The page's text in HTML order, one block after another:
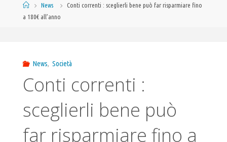
HomeNews
Conti correnti : sceglierli bene può far risparmiare fino
a 180€ all’anno
News, Società
Conti correnti :
sceglierli bene può
far risparmiare fino a